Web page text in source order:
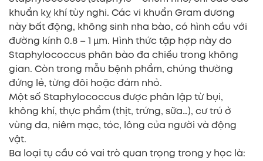
khuẩn kỵ khí tùy nghi. Các vi khuẩn Gram dương
này bất động, không sinh nha bào, có hình cầu với
đường kính 0.8 – 1 µm. Hình thức tập hợp này do
Staphylococcus phân bào đa chiều trong không
gian. Còn trong mẫu bệnh phẩm, chúng thường
đứng lẻ, từng đôi hoặc đám nhỏ.
Một số Staphylococcus được phân lập từ bụi,
không khí, thực phẩm (thịt, trứng, sữa…), cư trú ở
vùng da, niêm mạc, tóc, lông của người và động
vật.
Ba loại tụ cầu có vai trò quan trọng trong y học là: